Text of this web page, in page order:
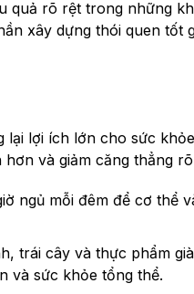
quả rõ rệt trong những
xây dựng thói quen tốt
lợi ích lớn cho sức
và giảm căng thẳng
ngủ mỗi đêm để cơ thể
trái cây và thực phẩm
và sức khỏe tổng thể.